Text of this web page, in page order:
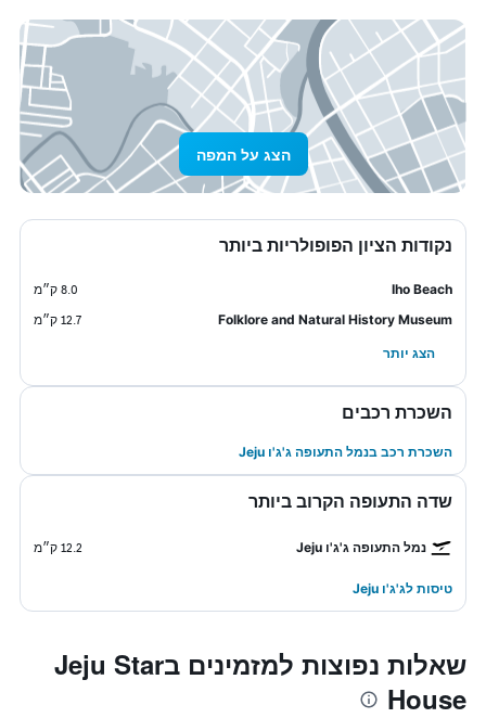
הצג על המפה
נקודות הציון הפופולריות ביותר
Iho Beach
8.0 ק״מ
Folklore and Natural History Museum
12.7 ק״מ
הצג יותר
השכרת רכבים
השכרת רכב בנמל התעופה ג'ג'ו Jeju
שדה התעופה הקרוב ביותר
נמל התעופה ג'ג'ו Jeju 12.2 ק״מ
טיסות לג'ג'ו Jeju
שאלות נפוצות למזמינים בJeju Star
House